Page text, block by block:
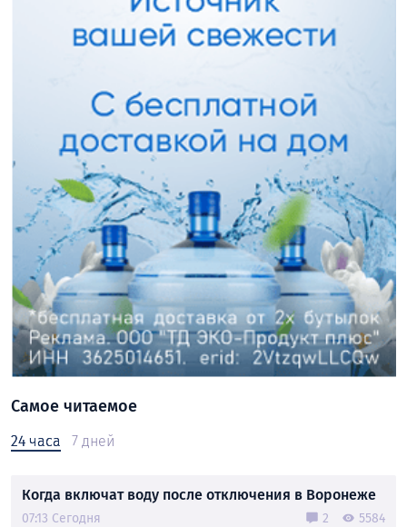
Самое читаемое
24 часа 7 дней
Когда включат воду после отключения в Воронеже
07:13 Сегодня 2 5584